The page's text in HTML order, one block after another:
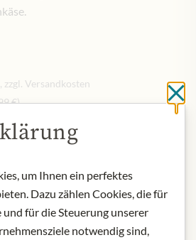
zzgl. Versandkosten
€)
Sie mich, wenn
um Ihnen ein perfektes
Dazu zählen Cookies, die für
für die Steuerung unserer
notwendig sind,